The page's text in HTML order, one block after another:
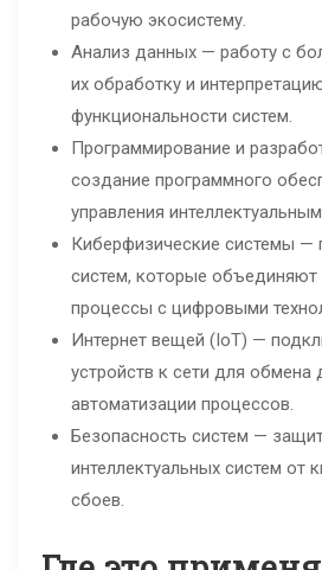
рабочую экосистему.
Анализ данных — работу с
их обработку и
функциональности систем.
Программирование и
создание программного
управления
Киберфизические системы —
систем, которые объединяют
процессы с цифровыми
Интернет вещей (IoT) —
устройств к сети для обмена
автоматизации процессов.
Безопасность систем —
интеллектуальных систем от
сбоев.